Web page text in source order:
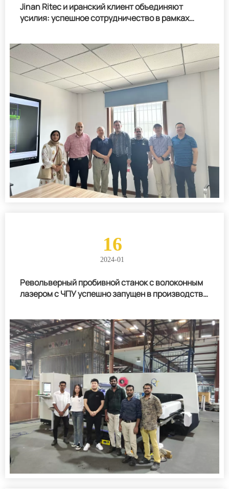
Jinan Ritec и иранский клиент объединяют
усилия: успешное сотрудничество в рамках
16
2024-01
Револьверный пробивной станок с волоконным
лазером с ЧПУ успешно запущен в производство